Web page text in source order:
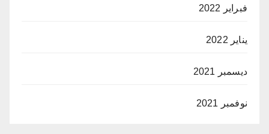
فبراير 2022
يناير 2022
ديسمبر 2021
نوفمبر 2021